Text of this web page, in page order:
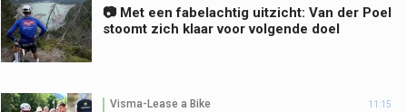
📷 Met een fabelachtig uitzicht: Van der Poel
stoomt zich klaar voor volgende doel
Visma-Lease a Bike 11:15